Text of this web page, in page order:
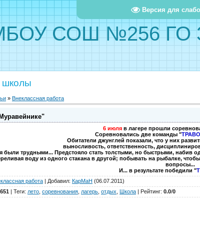
Версия для
СОШ №256 ГО
школы
» Внеклассная работа
6 июля в лагере прошли
Соревновались две команды "
Обитатели джунглей показали, что у них
выносливость, ответственность,
были трудными... Предстояло стать толстыми, но быстрыми, набив
воду из одного стакана в другой; побывать на рыбалке,
вопросы...
И... в результате победили "
работа | Добавил: КарМаН (06.07.2011)
| Теги: лето соревнования лагерь отдых Школа | Рейтинг: 0.0/0